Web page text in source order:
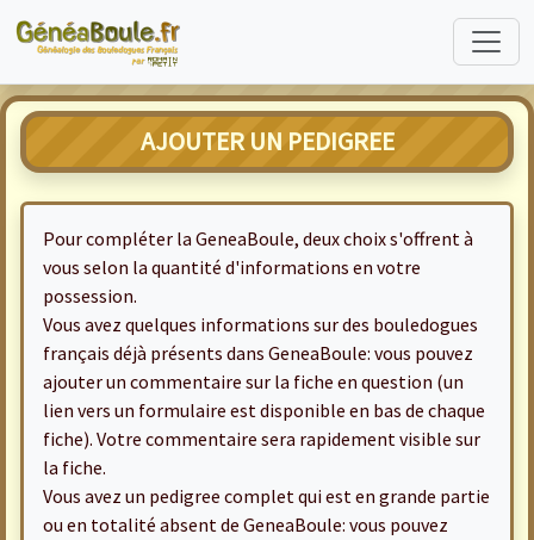
AJOUTER UN PEDIGREE
Pour compléter la GeneaBoule, deux choix s'offrent à
vous selon la quantité d'informations en votre
possession.
Vous avez quelques informations sur des bouledogues
français déjà présents dans GeneaBoule: vous pouvez
ajouter un commentaire sur la fiche en question (un
lien vers un formulaire est disponible en bas de chaque
fiche). Votre commentaire sera rapidement visible sur
la fiche.
Vous avez un pedigree complet qui est en grande partie
ou en totalité absent de GeneaBoule: vous pouvez